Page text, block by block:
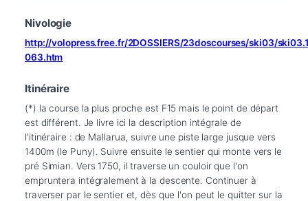
Nivologie
http://volopress.free.fr/2DOSSIERS/23doscourses/ski03/
063.htm
Itinéraire
(*) la course la plus proche est F15 mais le point de départ
est différent. Je livre ici la description intégrale de
l'itinéraire : de Mallarua, suivre une piste large jusque vers
1400m (le Puny). Suivre ensuite le sentier qui monte vers le
pré Simian. Vers 1750, il traverse un couloir que l'on
empruntera intégralement à la descente. Continuer à
traverser par le sentier et, dès que l'on peut le quitter sur la